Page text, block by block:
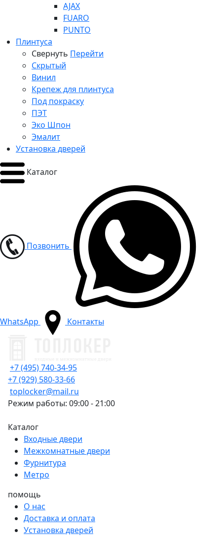
AJAX
FUARO
PUNTO
Плинтуса
Свернуть Перейти
Скрытый
Винил
Крепеж для плинтуса
Под покраску
ПЭТ
Эко Шпон
Эмалит
Установка дверей
Каталог
Позвонить
WhatsApp Контакты
+7 (495) 740-34-95
+7 (929) 580-33-66
toplocker@mail.ru
Режим работы: 09:00 - 21:00
Каталог
Входные двери
Межкомнатные двери
Фурнитура
Метро
помощь
О нас
Доставка и оплата
Установка дверей